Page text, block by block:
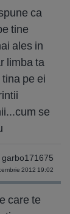
ca
tine
ales in
limba ta
pe ei
se
garbo171675
2012 19:02
care te